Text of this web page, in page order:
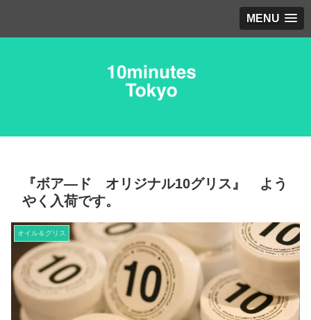
MENU
『ボア―ド オリジナル10グリス』 よう
やく入荷です。
オイル＆グリス